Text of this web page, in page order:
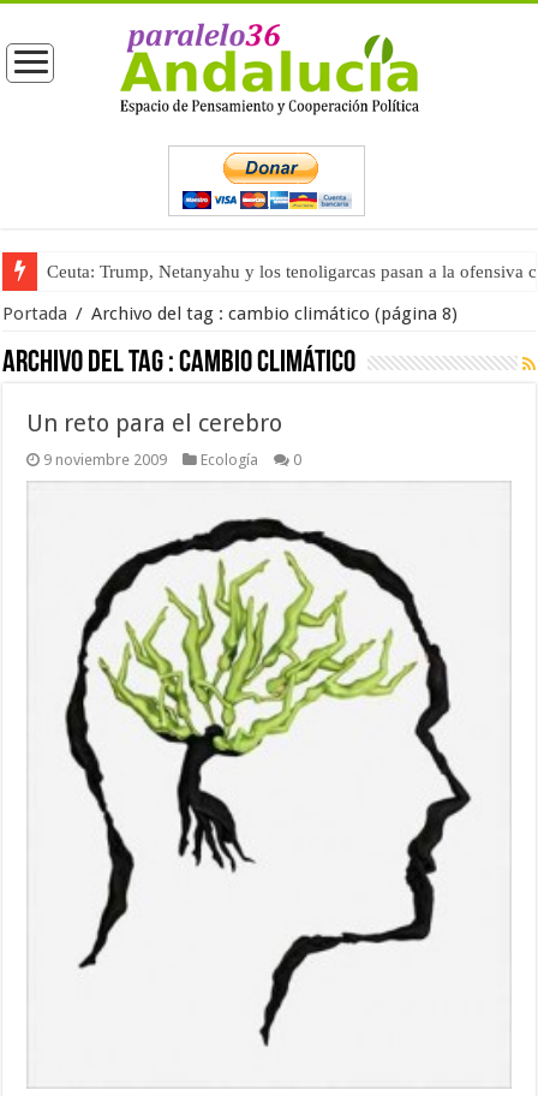
Ceuta: Trump, Netanyahu y los tenoligarcas pasan a la ofensiva
Portada / Archivo del tag :cambio climático (página 8)
Archivo del tag :cambio climático
Un reto para el cerebro
9 noviembre 2009 Ecología 0